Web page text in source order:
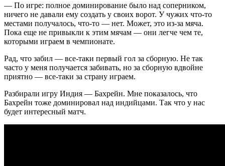
— По игре: полное доминирование было над соперником,
ничего не давали ему создать у своих ворот. У чужих что-то
местами получалось, что-то — нет. Может, это из-за мяча.
Пока еще не привыкли к этим мячам — они легче чем те,
которыми играем в чемпионате.
Рад, что забил — все-таки первый гол за сборную. Не так
часто у меня получается забивать, но за сборную вдвойне
приятно — все-таки за страну играем.
Разбирали игру Индия — Бахрейн. Мне показалось, что
Бахрейн тоже доминировал над индийцами. Так что у нас
будет интересный матч.